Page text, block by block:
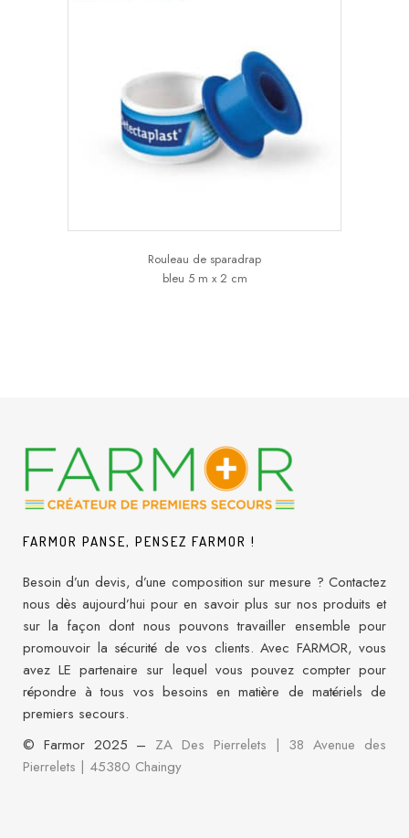
Rouleau de sparadrap
bleu 5 m x 2 cm
FARMOR PANSE, PENSEZ FARMOR !
Besoin d’un devis, d’une composition sur mesure ? Contactez
nous dès aujourd’hui pour en savoir plus sur nos produits et
sur la façon dont nous pouvons travailler ensemble pour
promouvoir la sécurité de vos clients. Avec FARMOR, vous
avez LE partenaire sur lequel vous pouvez compter pour
répondre à tous vos besoins en matière de matériels de
premiers secours.
© Farmor 2025 – ZA Des Pierrelets | 38 Avenue des
Pierrelets | 45380 Chaingy